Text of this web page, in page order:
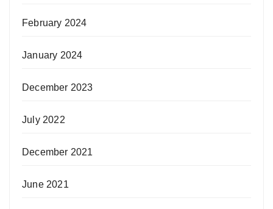
February 2024
January 2024
December 2023
July 2022
December 2021
June 2021